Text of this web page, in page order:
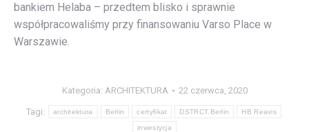
bankiem Helaba – przedtem blisko i sprawnie
współpracowaliśmy przy finansowaniu Varso Place w
Warszawie.
Kategoria: ARCHITEKTURA 22 czerwca, 2020
Tagi: architektura Berlin certyfikat DSTRCT.Berlin HB Reavis
inwestycja